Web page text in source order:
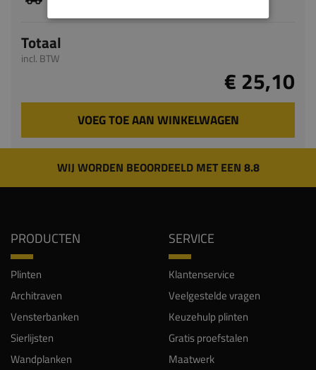
Totaal
incl. BTW
€ 25,10
VOEG TOE AAN WINKELWAGEN
WIJ WORDEN BEOORDEELD MET EEN 8.8
PRODUCTEN
Plinten
Architraven
Vensterbanken
Sierlijsten
Wandplanken
SERVICE
Klantenservice
Veelgestelde vragen
Keuzehulp plinten
Gratis proefstalen
Maatwerk